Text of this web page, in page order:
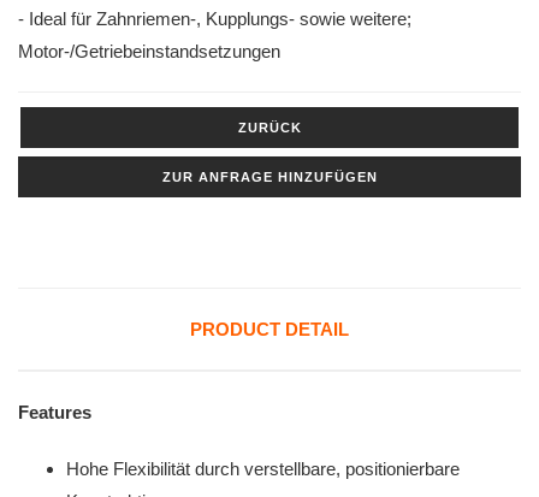
- Ideal für Zahnriemen‑, Kupplungs‑ sowie weitere;
Motor‑/Getriebeinstandsetzungen
ZURÜCK
ZUR ANFRAGE HINZUFÜGEN
PRODUCT DETAIL
Features
Hohe Flexibilität durch verstellbare, positionierbare